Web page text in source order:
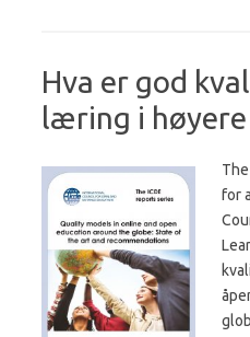
Hva er god
læring i
for